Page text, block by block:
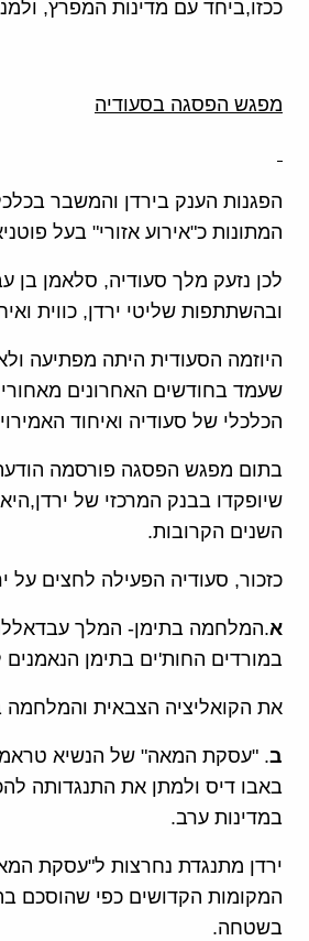
ככזו,ביחד עם מדינות המפרץ,
מפגש הפסגה בסעודיה
הפגנות הענק בירדן והמשבר
המתונות כ"אירוע אזורי" בעל
ובהשתתפות שליטי ירדן, כווית
היוזמה הסעודית היתה מפתיעה
שעמד בחודשים האחרונים
הכלכלי של סעודיה ואיחוד
השנים הקרובות.
כזכור, סעודיה הפעילה לחצים על
א.המלחמה בתימן- המלך
במורדים החות'ים בתימן הנאמנים
את הקואליציה הצבאית והמלחמה
ב. "עסקת המאה" של הנשיא
באבו דיס ולמתן את התנגדותה
במדינות ערב.
ירדן מתנגדת נחרצות ל"עסקת
בשטחה.